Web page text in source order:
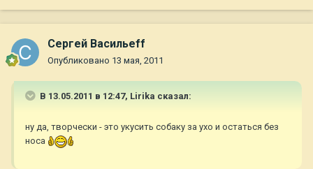
Сергей Васильеff
Опубликовано 13 мая, 2011
В 13.05.2011 в 12:47, Lirika сказал:
ну да, творчески - это укусить собаку за ухо и остаться без
носа